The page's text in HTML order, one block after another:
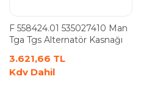
F 558424.01 535027410 Man
Tga Tgs Alternatör Kasnağı
3.621,66 TL
Kdv Dahil